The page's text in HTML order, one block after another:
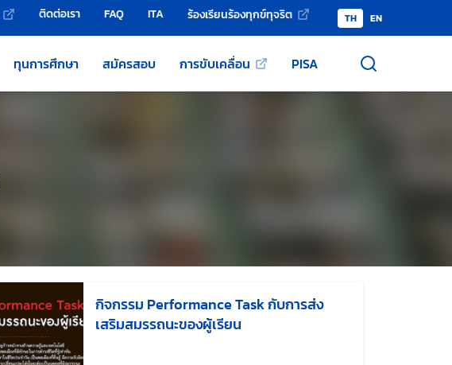
ติดต่อเรา FAQ ITA ร้องเรียนร้องทุกข์ทุจริต TH EN
ทุนการศึกษา สมัครสอบ การขับเคลื่อน PISA
กิจกรรม Performance Task กับการส่ง
เสริมสมรรถนะของผู้เรียน